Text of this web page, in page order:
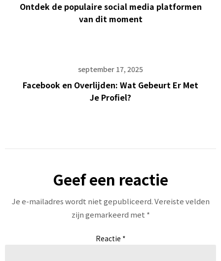
Ontdek de populaire social media platformen
van dit moment
september 17, 2025
Facebook en Overlijden: Wat Gebeurt Er Met
Je Profiel?
Geef een reactie
Je e-mailadres wordt niet gepubliceerd.Vereiste velden
zijn gemarkeerd met *
Reactie *